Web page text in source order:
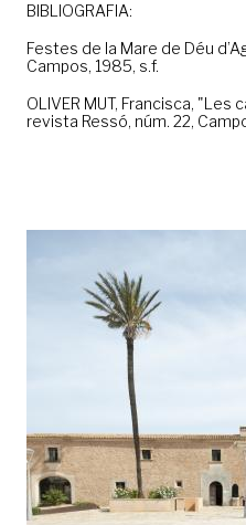
BIBLIOGRAFIA:
Festes de la Mare de Déu
Campos, 1985, s.f.
OLIVER MUT, Francisca, "Les
revista Ressó, núm. 22,